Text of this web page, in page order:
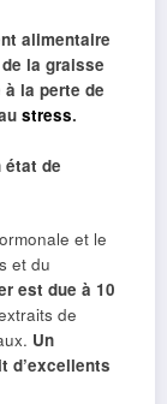
alimentaire
la graisse
la perte de
stress.
état de
et le
et du
est due à 10
de
Un
d’excellents